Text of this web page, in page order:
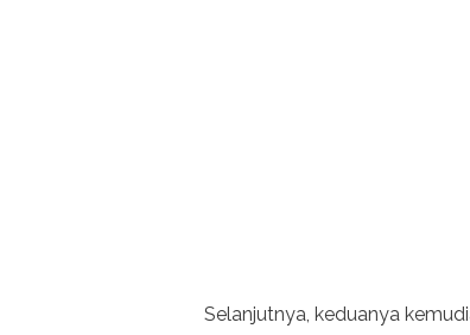
Selanjutnya, keduanya